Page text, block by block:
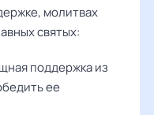
молитвах
святых:
поддержка из
ее